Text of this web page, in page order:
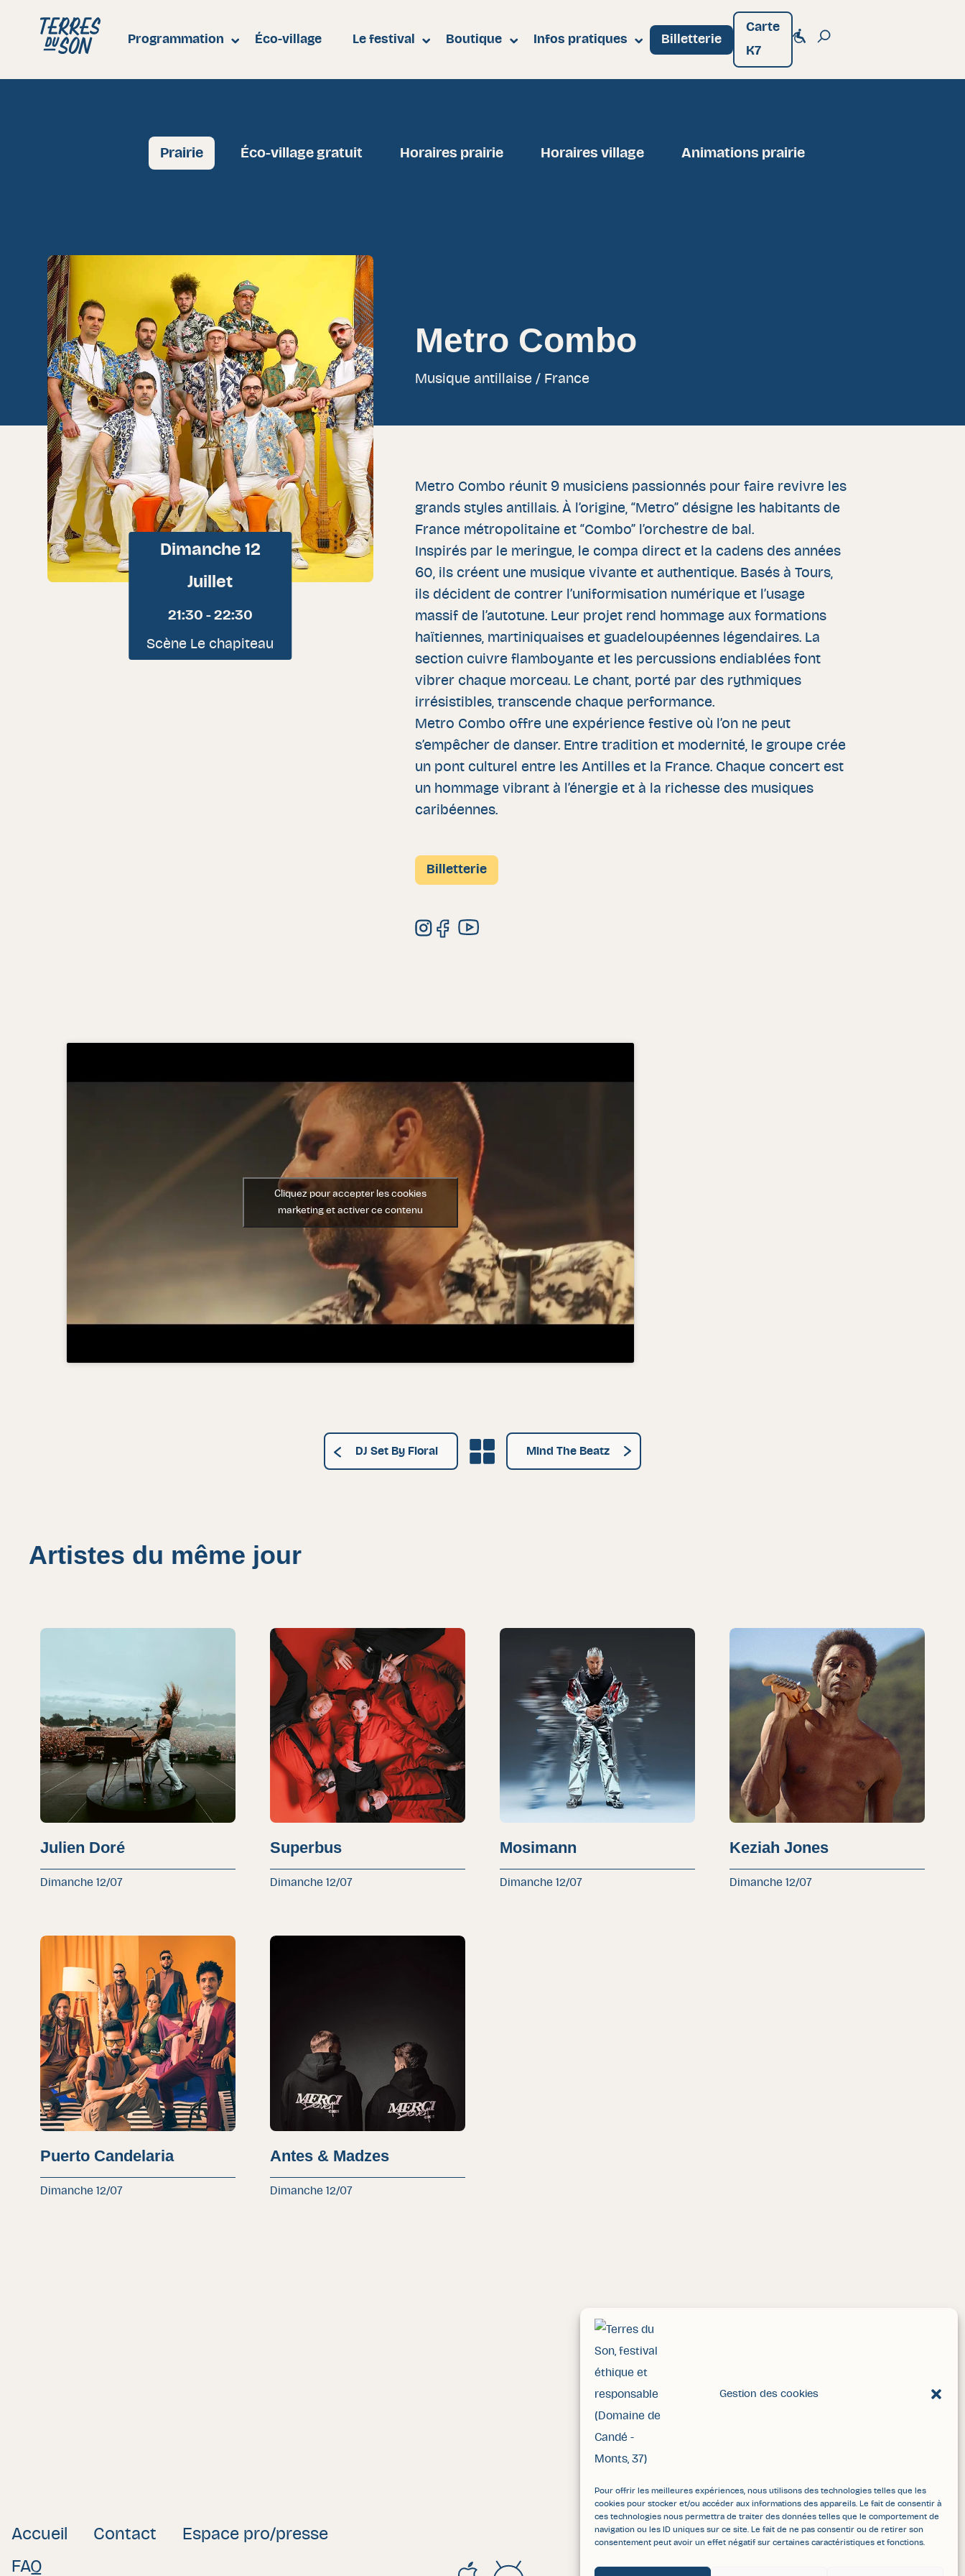
Gestion des cookies
Pour offrir les meilleures expériences, nous utilisons des technologies telles que les
cookies pour stocker et/ou accéder aux informations des appareils. Le fait de consentir à
ces technologies nous permettra de traiter des données telles que le comportement de
navigation ou les ID uniques sur ce site. Le fait de ne pas consentir ou de retirer son
consentement peut avoir un effet négatif sur certaines caractéristiques et fonctions.
Festival Terres du Son
Programmation Éco-village Le festival Boutique Infos pratiques Billetterie
Carte
K7
Prairie Éco-village gratuit Horaires prairie Horaires village Animations prairie
Dimanche 12
Juillet
21:30 - 22:30
Scène Le chapiteau
Metro Combo
Musique antillaise / France
Metro Combo réunit 9 musiciens passionnés pour faire revivre les
grands styles antillais. À l’origine, “Metro” désigne les habitants de
France métropolitaine et “Combo” l’orchestre de bal.
Inspirés par le meringue, le compa direct et la cadens des années
60, ils créent une musique vivante et authentique. Basés à Tours,
ils décident de contrer l’uniformisation numérique et l’usage
massif de l’autotune. Leur projet rend hommage aux formations
haïtiennes, martiniquaises et guadeloupéennes légendaires. La
section cuivre flamboyante et les percussions endiablées font
vibrer chaque morceau. Le chant, porté par des rythmiques
irrésistibles, transcende chaque performance.
Metro Combo offre une expérience festive où l’on ne peut
s’empêcher de danser. Entre tradition et modernité, le groupe crée
un pont culturel entre les Antilles et la France. Chaque concert est
un hommage vibrant à l’énergie et à la richesse des musiques
caribéennes.
Billetterie
Instagram de Metro Combo
Facebook de Metro Combo
Youtube de Metro Combo
Cliquez pour accepter les cookies
marketing et activer ce contenu
DJ Set By Floral Grille des artistesMind The Beatz
Artistes du même jour
Julien Doré
Dimanche 12/07
Superbus
Dimanche 12/07
Mosimann
Dimanche 12/07
Keziah Jones
Dimanche 12/07
Puerto Candelaria
Dimanche 12/07
Antes & Madzes
Dimanche 12/07
Accueil Contact
Espace pro/presse
FAQ